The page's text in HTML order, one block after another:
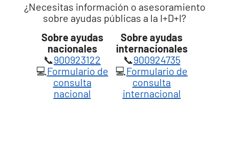
¿Necesitas información o asesoramiento
sobre ayudas públicas a la I+D+I?
Sobre ayudas
nacionales
Sobre ayudas
internacionales
📞900923122 📞900924735
💻Formulario de
consulta
nacional
💻Formulario de
consulta
internacional